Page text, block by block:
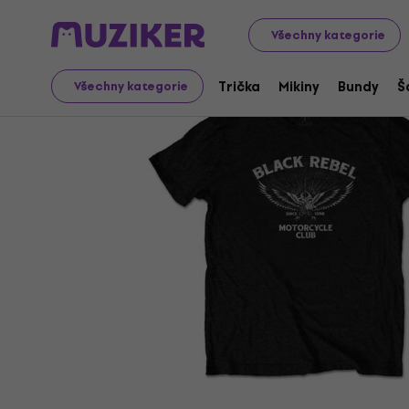
Všechny kategorie
Všechny kategorie Trička Mikiny Bundy
Merch Hudební Merch Trička